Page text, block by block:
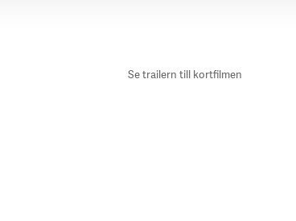
Se trailern till kortfilmen